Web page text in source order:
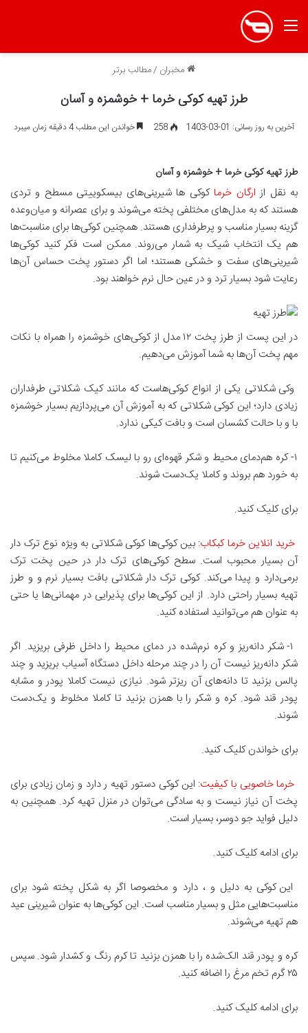
منو
مخبران /مطالب برتر
طرز تهیه کوکی خرما + خوشمزه و آسان
آخرین به روز رسانی: 01-03-1403 258 خواندن این مطلب 4 دقیقه زمان میبرد
طرز تهیه کوکی خرما + خوشمزه و آسان
به نقل از ارگان خرماکوکی ها شیرینی‌های بیسکوییتی مسطح و تردی
هستند که به مدل‌های مختلفی پخته می‌شوند و برای عصرانه و میان‌وعده
گزینه بسیار مناسب و پرطرفداری هستند. همچنین کوکی‌ها برای مناسبت‌ها
هم یک انتخاب شیک به شمار می‌روند. ممکن است فکر کنید کوکی‌ها
شیرینی‌های سفت و خشکی هستند؛ اما اگر دستور پخت حساس آن‌ها
رعایت شود بسیار ترد و در عین حال نرم خواهند بود.
در این پست از طرز پخت ۱۲ مدل از کوکی‌های خوشمزه را همراه با نکات
مهم پخت آن‌ها به شما آموزش می‌دهیم.
وکی شکلاتی یکی از انواع کوکی‌هاست که مانند کیک شکلاتی طرفداران
زیادی دارد؛ این کوکی شکلاتی که به آموزش آن می‌پردازیم بسیار خوشمزه
با و با حالت کشسان است و بافت کیکی ندارد.
۱- کره هم‌دمای محیط و شکر قهوه‌ای رو با لیسک کاملا مخلوط می‌کنیم تا
به خورد هم بروند و کاملا یک‌دست شوند.
برای کلیک کنید.
خرید انلاین خرما کبکاب: بین کوکی‌ها کوکی شکلاتی به ویژه نوع ترک دار
آن بسیار محبوب است. سطح کوکی‌های ترک دار در حین پخت ترک
برمی‌دارد و پیدا می‌کند. کوکی ترک دار شکلاتی بافت بسیار نرم و و طرز
تهیه بسیار راحتی دارد. از این کوکی‌ها برای پذیرایی در مهمانی‌ها یا حتی
به عنوان هم می‌توانید استفاده کنید.
۱- شکر دانه‌ریز و کره نرم‌شده در دمای محیط را داخل ظرفی بریزید. اگر
شکر دانه‌ریز نیست آن را در چند مرحله داخل دستگاه آسیاب بریزید و چند
پالس بزنید تا دانه‌های آن ریزتر شود. نیازی نیست کاملا پودر و مشابه
پودر قند شود. کره و شکر را با همزن بزنید تا کاملا مخلوط و یک‌دست
شوند.
برای خواندن کلیک کنید.
خرما خاصویی با کیفیت: این کوکی دستور تهیه ر دارد و زمان زیادی برای
پخت آن نیاز نیست و به سادگی می‌توان در منزل تهیه کرد. همچنین به
دلیل فواید جو دوسر، بسیار است.
برای ادامه کلیک کنید.
این کوکی به دلیل و ، دارد و مخصوصا اگر به شکل پخته شود برای
مناسبت‌هایی مثل و بسیار مناسب است. این کوکی‌ها به عنوان شیرینی عید
هم تهیه می‌شوند.
کره و پودر قند الک‌شده را با همزن بزنید تا کرم‌ رنگ و کشدار شود. سپس
۲۵ گرم تخم مرغ را اضافه کنید.
برای ادامه کلیک کنید.